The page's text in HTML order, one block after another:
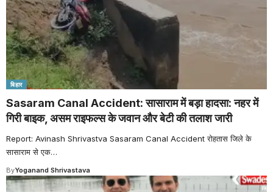
बिहार
Sasaram Canal Accident: सासाराम में बड़ा हादसा: नहर में
गिरी बाइक, असम राइफल्स के जवान और बेटी की तलाश जारी
Report: Avinash Shrivastva Sasaram Canal Accident रोहतास जिले के
सासाराम से एक…
ByYoganand Shrivastava